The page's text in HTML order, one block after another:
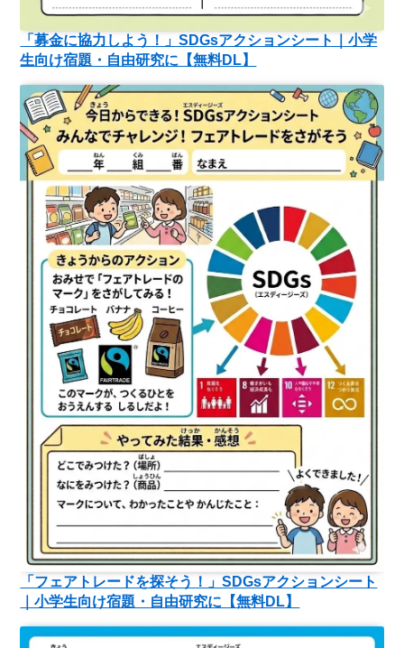
「募金に協力しよう！」SDGsアクションシート｜小学
生向け宿題・自由研究に【無料DL】
「フェアトレードを探そう！」SDGsアクションシート
｜小学生向け宿題・自由研究に【無料DL】